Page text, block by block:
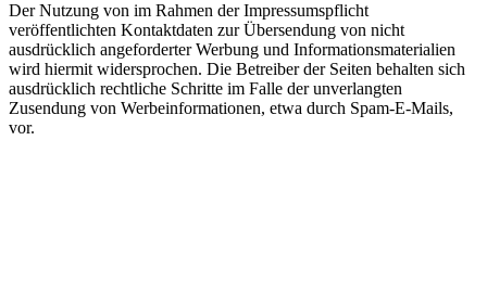
Der Nutzung von im Rahmen der Impressumspflicht
veröffentlichten Kontaktdaten zur Übersendung von nicht
ausdrücklich angeforderter Werbung und Informationsmaterialien
wird hiermit widersprochen. Die Betreiber der Seiten behalten sich
ausdrücklich rechtliche Schritte im Falle der unverlangten
Zusendung von Werbeinformationen, etwa durch Spam-E-Mails,
vor.